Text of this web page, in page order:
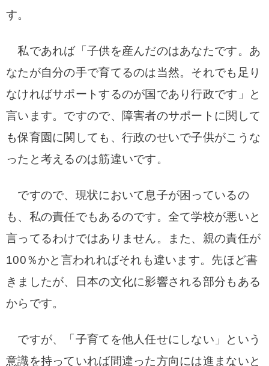
す。
私であれば「子供を産んだのはあなたです。あ
なたが自分の手で育てるのは当然。それでも足り
なければサポートするのが国であり行政です」と
言います。ですので、障害者のサポートに関して
も保育園に関しても、行政のせいで子供がこうな
ったと考えるのは筋違いです。
ですので、現状において息子が困っているの
も、私の責任でもあるのです。全て学校が悪いと
言ってるわけではありません。また、親の責任が
100％かと言われればそれも違います。先ほど書
きましたが、日本の文化に影響される部分もある
からです。
ですが、「子育てを他人任せにしない」という
意識を持っていれば間違った方向には進まないと